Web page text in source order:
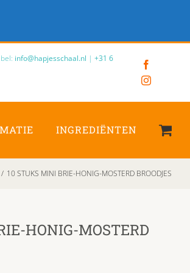
info@hapjesschaal.nl |+31 6
Instagram
INGREDIËNTEN
/ 10 STUKS MINI BRIE-HONIG-MOSTERD BROODJES
HONIG-MOSTERD